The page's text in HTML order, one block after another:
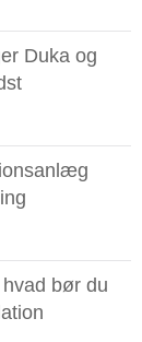
Duka og
bør du